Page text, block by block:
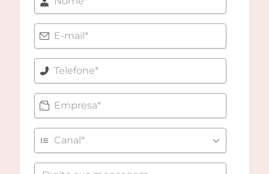
E-mail*
Telefone*
Empresa
Canal
Mensagem